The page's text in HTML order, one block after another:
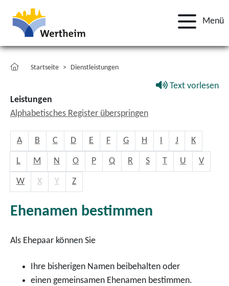
Menü
Startseite Dienstleistungen
Text vorlesen
Leistungen
Alphabetisches Register überspringen
A B C D E F G H I J K
L M N O P Q R S T U V
W X Y Z
Ehenamen bestimmen
Als Ehepaar können Sie
Ihre bisherigen Namen beibehalten oder
einen gemeinsamen Ehenamen bestimmen.